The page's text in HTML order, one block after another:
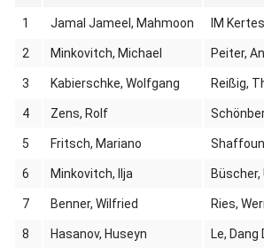
1 Jamal Jameel, Mahmoon IM
2 Minkovitch, Michael Peiter,
3 Kabierschke, Wolfgang Reißig,
4 Zens, Rolf
5 Fritsch, Mariano
6 Minkovitch, Ilja Büscher,
7 Benner, Wilfried Ries,
8 Hasanov, Huseyn Le, Dang